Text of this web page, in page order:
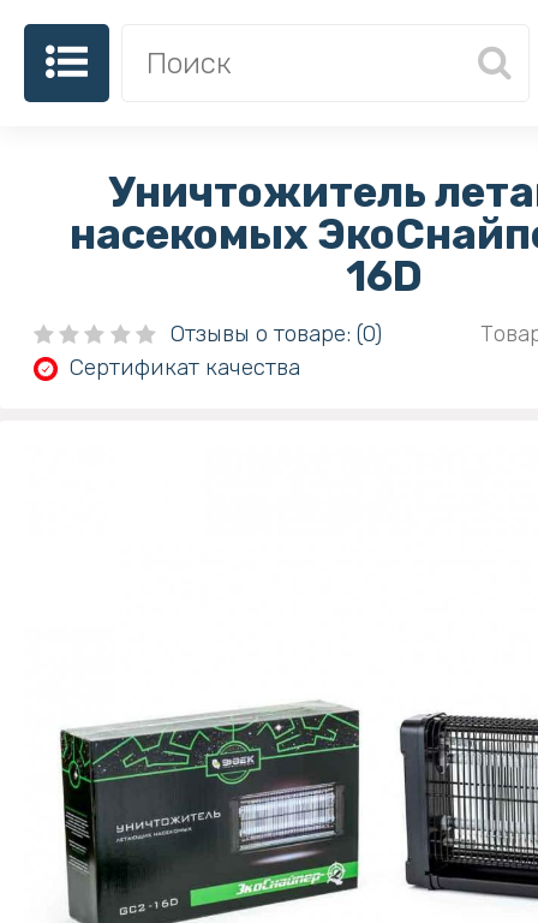
Уничтожитель
насекомых
16D
Отзывы о товаре: (0)
Сертификат качества